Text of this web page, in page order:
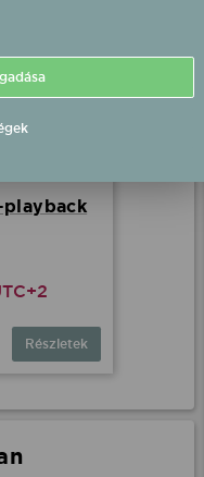
Részletek
elfogadása